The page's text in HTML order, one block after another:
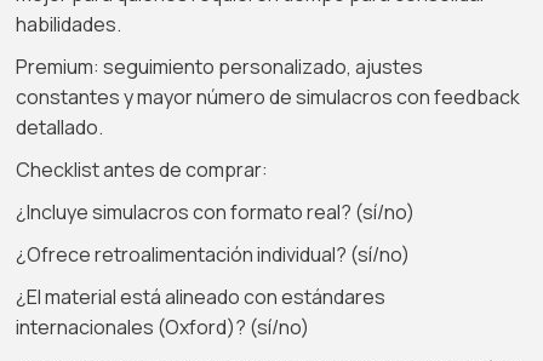
habilidades.
Premium: seguimiento personalizado, ajustes
constantes y mayor número de simulacros con feedback
detallado.
Checklist antes de comprar:
¿Incluye simulacros con formato real? (sí/no)
¿Ofrece retroalimentación individual? (sí/no)
¿El material está alineado con estándares
internacionales (Oxford)? (sí/no)